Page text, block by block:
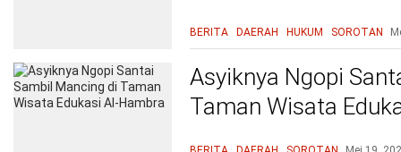
BERITA DAERAH HUKUM SOROTAN
Asyiknya Ngopi
Taman Wisata